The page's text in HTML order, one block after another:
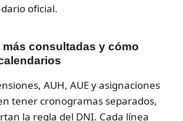
oficial.
consultadas y cómo
AUH, AUE y asignaciones
tener cronogramas separados,
la regla del DNI. Cada línea